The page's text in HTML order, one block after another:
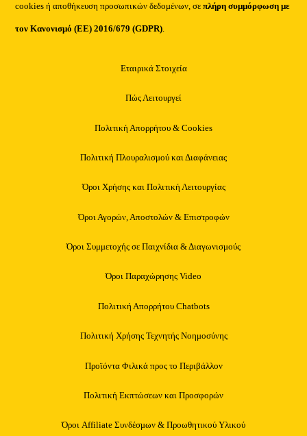
cookies ή αποθήκευση προσωπικών δεδομένων, σεπλήρη συμμόρφωση με
τον Κανονισμό (ΕΕ) 2016/679 (GDPR).
Εταιρικά Στοιχεία
Πώς Λειτουργεί
Πολιτική Απορρήτου & Cookies
Πολιτική Πλουραλισμού και Διαφάνειας
Όροι Χρήσης και Πολιτική Λειτουργίας
Όροι Αγορών, Αποστολών & Επιστροφών
Όροι Συμμετοχής σε Παιχνίδια & Διαγωνισμούς
Όροι Παραχώρησης Video
Πολιτική Απορρήτου Chatbots
Πολιτική Χρήσης Τεχνητής Νοημοσύνης
Προϊόντα Φιλικά προς το Περιβάλλον
Πολιτική Εκπτώσεων και Προσφορών
Όροι Affiliate Συνδέσμων & Προωθητικού Υλικού